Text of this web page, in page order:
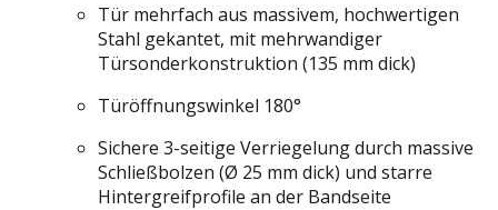
Tür mehrfach aus massivem, hochwertigen
Stahl gekantet, mit mehrwandiger
Türsonderkonstruktion (135 mm dick)
Türöffnungswinkel 180°
Sichere 3-seitige Verriegelung durch massive
Schließbolzen (Ø 25 mm dick) und starre
Hintergreifprofile an der Bandseite